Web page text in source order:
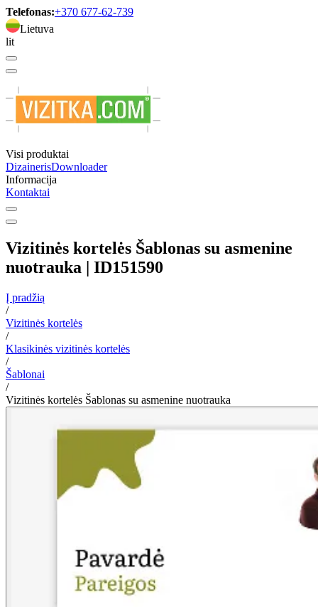
Telefonas:+370 677-62-739
Lietuva
lit
Visi produktai
DizainerisDownloader
Informacija
Kontaktai
Vizitinės kortelės Šablonas su asmenine
nuotrauka | ID151590
Į pradžią
/
Vizitinės kortelės
/
Klasikinės vizitinės kortelės
/
Šablonai
/
Vizitinės kortelės Šablonas su asmenine nuotrauka